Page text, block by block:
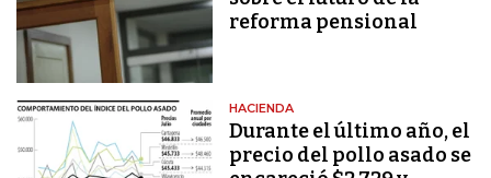
reforma pensional
HACIENDA
Durante el último año, el
precio del pollo asado se